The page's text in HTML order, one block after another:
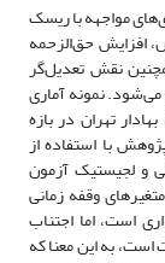
مواجهه با ریسک
افزایش حق‌الزحمه
نقش تعدیل‌گر
می‌شود. نمونه آماری
تهران در بازه
پژوهش با استفاده از
و لجیستیک آزمون
وقفه زمانی
است، اما اجتناب
است، به این معنا که